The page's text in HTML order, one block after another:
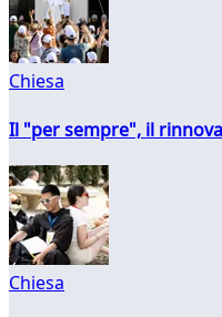
Chiesa
Il "per sempre", il
Chiesa